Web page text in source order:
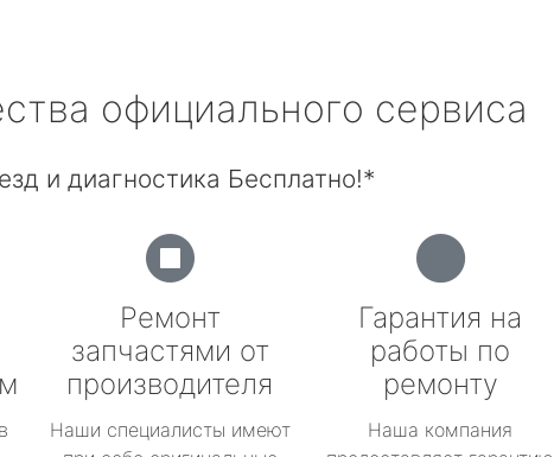
официального сервиса
и диагностика Бесплатно!*
Ремонт
запчастями от
производителя
Наши специалисты имеют
Гарантия на
работы по
ремонту
Наша компания